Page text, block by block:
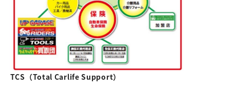
TCS（Total Carlife Support）